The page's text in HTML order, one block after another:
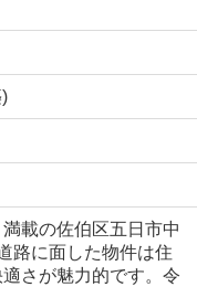
載の佐伯区五日市中
路に面した物件は住
さが魅力的です。令